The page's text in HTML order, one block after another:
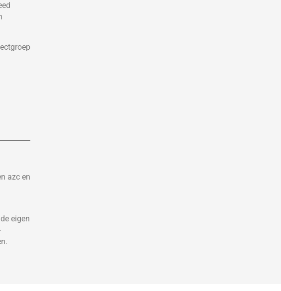
azc en
eigen